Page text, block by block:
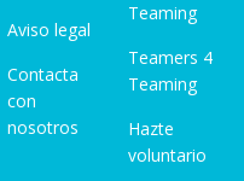
Aviso legal
Contacta
con
nosotros
Teaming
Teamers 4
Teaming
Hazte
voluntario